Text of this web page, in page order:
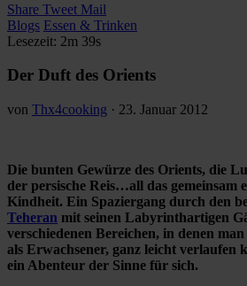
Share Tweet Mail
Blogs Essen & Trinken
Lesezeit: 2m 39s
Der Duft des Orients
von Thx4cooking · 23. Januar 2012
Die bunten Gewürze des Orients, die
der persische Reis…all das gemeinsam
Kindheit. Ein Spaziergang durch den
Teheran mit seinen Labyrinthartigen
verschiedenen Bereichen, in denen
als Erwachsener, ganz leicht verlaufen
ein Abenteur der Sinne für sich.